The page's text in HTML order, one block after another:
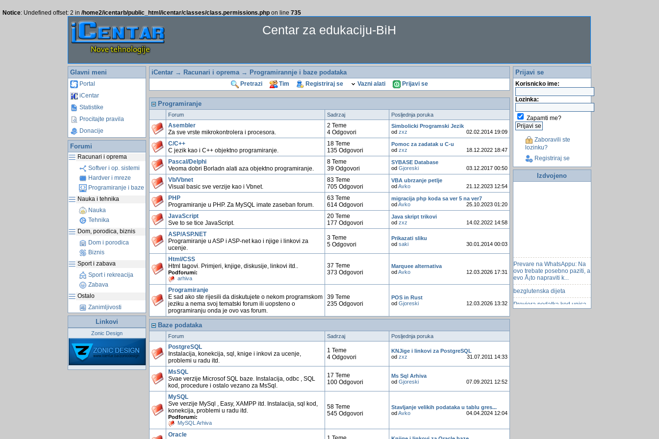
Notice: Undefined offset: 2 in /home2/icentarb/public_html/icentar/classes/class.permissions.php on line 735
Centar za edukaciju-BiH
Glavni meni
Portal
iCentar
Statistike
Procitajte pravila
Donacije
Forumi
Racunari i oprema
Softver i op. sistemi
Hardver i mreze
Programiranje i baze
Nauka i tehnika
Nauka
Tehnika
Dom, porodica, biznis
Dom i porodica
Biznis
Sport i zabava
Sport i rekreacija
Zabava
Ostalo
Zanimljivosti
Linkovi
Zonic Design
iCentar→ Racunari i oprema→ Programirannje i baze podataka
Pretrazi Tim Registriraj se Vazni alati Prijavi se
Programiranje
Forum Sadrzaj Posljednja poruka
Asembler
Za sve vrste mikrokontrolera i procesora.
2 Teme
4 Odgovori
Simbolicki Programski Jezik
od zxz 02.02.2014 19:09
C/C++
C jezik kao i C++ objektno programiranje.
18 Teme
135 Odgovori
Pomoc za zadatak u C-u
od zxz 18.12.2022 18:47
Pascal/Delphi
Veoma dobri Borladn alati aza objektno programiranje.
8 Teme
39 Odgovori
SYBASE Database
od Gjoreski 03.12.2017 00:50
Vb/Vbnet
Visual basic sve verzije kao i Vbnet.
83 Teme
705 Odgovori
VBA ubrzanje petlje
odAvko 21.12.2023 12:54
PHP
Programiranje u PHP. Za MySQL imate zaseban forum.
63 Teme
614 Odgovori
migracija php koda sa ver 5 na ver7
odAvko 25.10.2023 01:20
JavaScript
Sve to se tice JavaScript.
20 Teme
177 Odgovori
Java skript trikovi
od zxz 14.02.2022 14:58
ASP/ASP.NET
Programiranje u ASP i ASP-net kao i njige i linkovi za
ucenje.
3 Teme
5 Odgovori
Prikazati sliku
od saki 30.01.2014 00:03
Html/CSS
Html tagovi. Primjeri, knjige, diskusije, linkovi itd..
Podforumi:
arhiva
37 Teme
373 Odgovori
Marquee alternativa
odAvko 12.03.2026 17:31
Programiranje
E sad ako ste rijesili da diskutujete o nekom programskom
jeziku a nema svoj tematski forum ili uopsteno o
programiranju onda je ovo vas forum.
39 Teme
235 Odgovori
POS in Rust
od Gjoreski 12.03.2026 13:32
Baze podataka
Forum Sadrzaj Posljednja poruka
PostgreSQL
Instalacija, konekcija, sql, knige i inkovi za ucenje,
problemi u radu itd.
1 Teme
4 Odgovori
KNJige i linkovi za PostgreSQL
od zxz 31.07.2011 14:33
MsSQL
Svae verzije Microsof SQL baze. Instalacija, odbc , SQL
kod, procedure i ostalo vezano za MsSql.
17 Teme
100 Odgovori
Ms Sql Arhiva
od Gjoreski 07.09.2021 12:52
MySQL
Sve verzije MySql , Easy, XAMPP itd. Instalacija, sql kod,
konekcija, problemi u radu itd.
Podforumi:
MySQL Arhiva
58 Teme
545 Odgovori
Stavljanje velikih podataka u tablu gres...
odAvko 04.04.2024 12:04
Oracle
Prijavi se
Korisnicko ime:
Lozinka:
Zapamti me?
Zaboravili ste
lozinku?
Registriraj se
Izdvojeno
Prevare na WhatsAppu: Na
ovo trebate posebno paziti, a
evo Å¡to napraviti k...
bezglutenska dijeta
Provjera podatka kod upisa
u tablicu